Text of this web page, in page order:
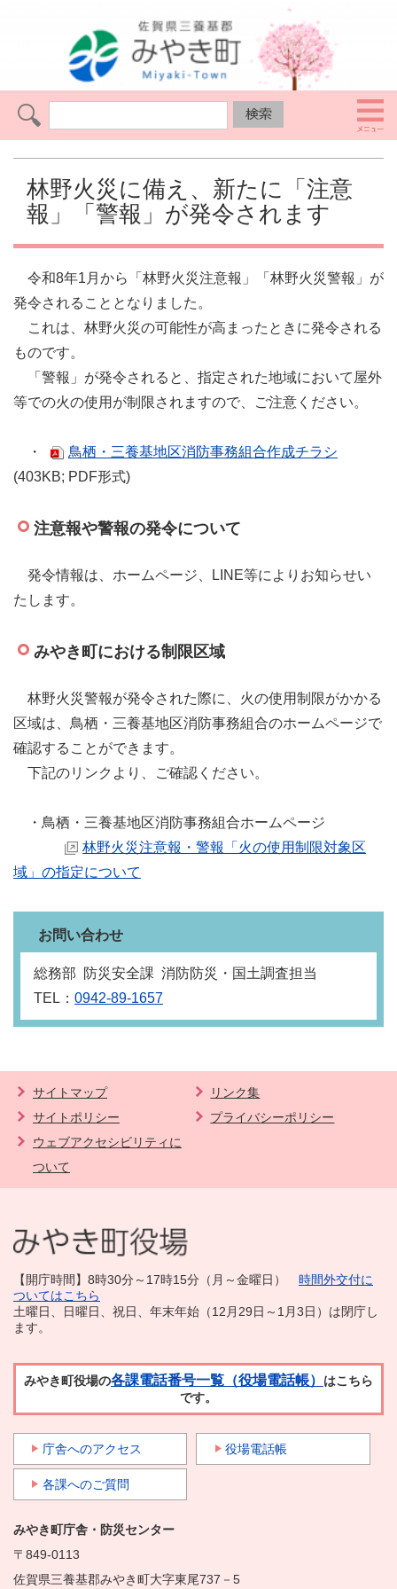
林野火災に備え、新たに「注意
報」「警報」が発令されます
令和8年1月から「林野火災注意報」「林野火災警報」が
発令されることとなりました。
これは、林野火災の可能性が高まったときに発令される
ものです。
「警報」が発令されると、指定された地域において屋外
等での火の使用が制限されますので、ご注意ください。
・
鳥栖・三養基地区消防事務組合作成チラシ
(403KB; PDF形式)
注意報や警報の発令について
発令情報は、ホームページ、LINE等によりお知らせい
たします。
みやき町における制限区域
林野火災警報が発令された際に、火の使用制限がかかる
区域は、鳥栖・三養基地区消防事務組合のホームページで
確認することができます。
下記のリンクより、ご確認ください。
・鳥栖・三養基地区消防事務組合ホームページ
林野火災注意報・警報「火の使用制限対象区
域」の指定について
お問い合わせ
総務部 防災安全課 消防防災・国土調査担当
TEL： 0942-89-1657
サイトマップ
リンク集
サイトポリシー
プライバシーポリシー
ウェブアクセシビリティに
ついて
【開庁時間】8時30分～17時15分（月～金曜日） 時間外交付に
ついてはこちら
土曜日、日曜日、祝日、年末年始（12月29日～1月3日）は閉庁し
ます。
みやき町役場の各課電話番号一覧（役場電話帳） はこちら
です。
庁舎へのアクセス 役場電話帳
各課へのご質問
みやき町庁舎・防災センター
〒849-0113
佐賀県三養基郡みやき町大字東尾737－5